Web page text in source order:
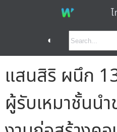
◐
แสนสิริ ผนึก
ผู้รับเหมาชั้นน